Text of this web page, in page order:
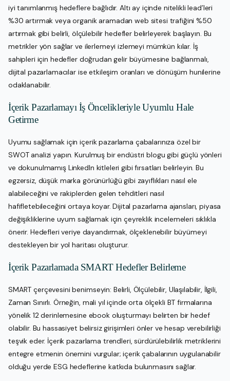
iyi tanımlanmış hedeflere bağlıdır. Altı ay içinde nitelikli lead’leri
%30 artırmak veya organik aramadan web sitesi trafiğini %50
artırmak gibi belirli, ölçülebilir hedefler belirleyerek başlayın. Bu
metrikler yön sağlar ve ilerlemeyi izlemeyi mümkün kılar. İş
sahipleri için hedefler doğrudan gelir büyümesine bağlanmalı,
dijital pazarlamacılar ise etkileşim oranları ve dönüşüm hunilerine
odaklanabilir.
İçerik Pazarlamayı İş Öncelikleriyle Uyumlu Hale
Getirme
Uyumu sağlamak için içerik pazarlama çabalarınıza özel bir
SWOT analizi yapın. Kurulmuş bir endüstri blogu gibi güçlü yönleri
ve dokunulmamış LinkedIn kitleleri gibi fırsatları belirleyin. Bu
egzersiz, düşük marka görünürlüğü gibi zayıflıkları nasıl ele
alabileceğini ve rakiplerden gelen tehditleri nasıl
hafifletebileceğini ortaya koyar. Dijital pazarlama ajansları, piyasa
değişikliklerine uyum sağlamak için çeyreklik incelemeleri sıklıkla
önerir. Hedefleri veriye dayandırmak, ölçeklenebilir büyümeyi
destekleyen bir yol haritası oluşturur.
İçerik Pazarlamada SMART Hedefler Belirleme
SMART çerçevesini benimseyin: Belirli, Ölçülebilir, Ulaşılabilir, İlgili,
Zaman Sınırlı. Örneğin, mali yıl içinde orta ölçekli BT firmalarına
yönelik 12 derinlemesine ebook oluşturmayı belirten bir hedef
olabilir. Bu hassasiyet belirsiz girişimleri önler ve hesap verebilirliği
teşvik eder. İçerik pazarlama trendleri, sürdürülebilirlik metriklerini
entegre etmenin önemini vurgular; içerik çabalarının uygulanabilir
olduğu yerde ESG hedeflerine katkıda bulunmasını sağlar.